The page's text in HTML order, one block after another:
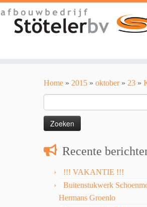
Home » 2015 » oktober » 23 »
naar:
Recente
!!! VAKANTIE !!!
Buitenstukwerk
Hermans Groenlo